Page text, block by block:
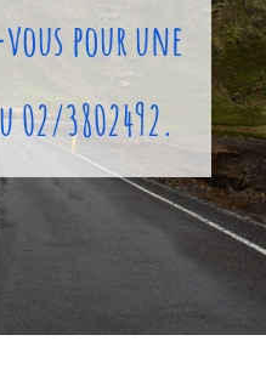
pour une
3802492.